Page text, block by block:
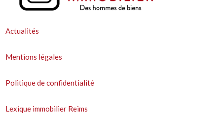
Actualités
Mentions légales
Politique de confidentialité
Lexique immobilier Reims